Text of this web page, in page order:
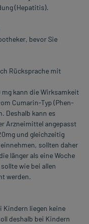
(Hepatitis).
bevor Sie
Rücksprache mit
mg kann die Wirksamkeit
Cumarin-Typ (Phen-
Deshalb kann es
Arzneimittel angepasst
und gleichzeitig
sollten daher
länger als eine Woche
wie bei allen
werden.
Kindern liegen keine
deshalb bei Kindern